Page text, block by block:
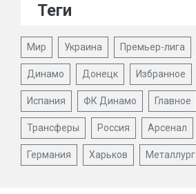
Теги
Мир Украина Премьер-лига
Динамо Донецк Избранное
Испания ФК Динамо Главное
Трансферы Россия Арсенал
Германия Харьков Металлург